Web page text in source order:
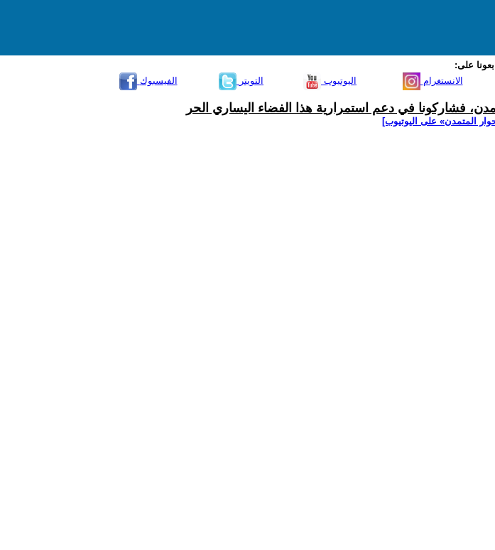
على:
الفيسبوك
التويتر اليوتيوب الانستغرام
فشاركونا في دعم استمرارية هذا الفضاء اليساري الحر
المتمدن» على اليوتيوب]